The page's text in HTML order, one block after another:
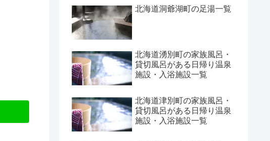
北海道洞爺湖町の足湯一覧
北海道湧別町の家族風呂・
貸切風呂がある日帰り温泉
施設・入浴施設一覧
北海道津別町の家族風呂・
貸切風呂がある日帰り温泉
施設・入浴施設一覧